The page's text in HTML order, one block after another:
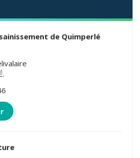
de Quimperlé